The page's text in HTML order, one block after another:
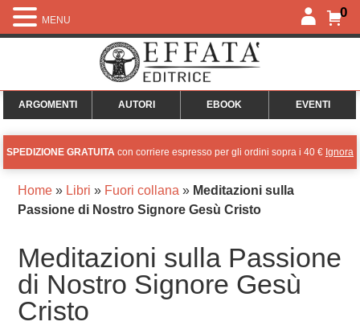
0
ARGOMENTI AUTORI EBOOK EVENTI
SPEDIZIONE GRATUITA con corriere espresso per gli ordini sopra i 40 € Ignora
Home» Libri » Fuori collana » Meditazioni sulla
Passione di Nostro Signore Gesù Cristo
Meditazioni sulla Passione
di Nostro Signore Gesù
Cristo
MENU